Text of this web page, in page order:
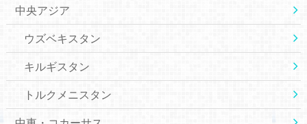
中央アジア
ウズベキスタン
キルギスタン
トルクメニスタン